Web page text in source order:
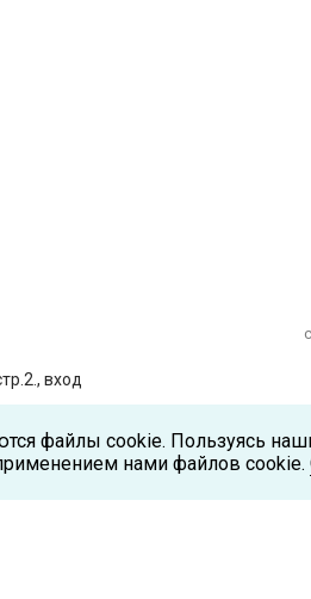
вход
файлы cookie. Пользуясь
нами файлов cookie.